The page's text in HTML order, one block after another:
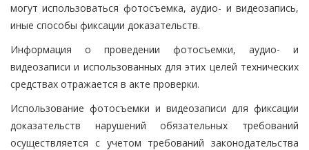
могут использоваться фотосъемка, аудио- и видеозапись,
иные способы фиксации доказательств.
Информация о проведении фотосъемки, аудио- и
видеозаписи и использованных для этих целей технических
средствах отражается в акте проверки.
Использование фотосъемки и видеозаписи для фиксации
доказательств нарушений обязательных требований
осуществляется с учетом требований законодательства